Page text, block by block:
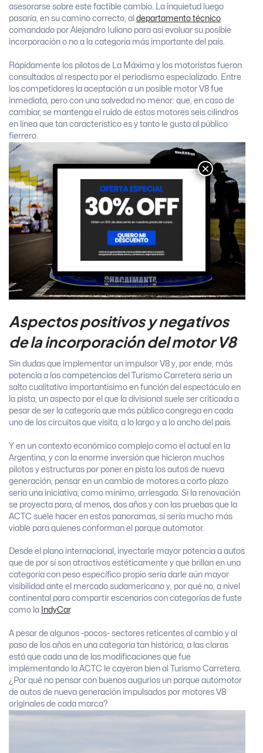
asesorarse sobre este factible cambio. La inquietud luego
pasaría, en su camino correcto, al departamento técnico
comandado por Alejandro Iuliano para así evaluar su posible
incorporación o no a la categoría más importante del país.
Rápidamente los pilotos de La Máxima y los motoristas fueron
consultados al respecto por el periodismo especializado. Entre
los competidores la aceptación a un posible motor V8 fue
inmediata, pero con una salvedad no menor: que, en caso de
cambiar, se mantenga el ruido de estos motores seis cilindros
en línea que tan característico es y tanto le gusta al público
fierrero.
Aspectos positivos y negativos
de la incorporación del motor V8
Sin dudas que implementar un impulsor V8 y, por ende, más
potencia a las competencias del Turismo Carretera sería un
salto cualitativo importantísimo en función del espectáculo en
la pista, un aspecto por el que la divisional suele ser criticada a
pesar de ser la categoría que más público congrega en cada
uno de los circuitos que visita, a lo largo y a lo ancho del país.
Y en un contexto económico complejo como el actual en la
Argentina, y con la enorme inversión que hicieron muchos
pilotos y estructuras por poner en pista los autos de nueva
generación, pensar en un cambio de motores a corto plazo
sería una iniciativa, como mínimo, arriesgada. Si la renovación
se proyecta para, al menos, dos años y con las pruebas que la
ACTC suele hacer en estos panoramas, sí sería mucho más
viable para quienes conforman el parque automotor.
Desde el plano internacional, inyectarle mayor potencia a autos
que de por sí son atractivos estéticamente y que brillan en una
categoría con peso específico propio sería darle aún mayor
visibilidad ante el mercado sudamericano y, por qué no, a nivel
continental para compartir escenarios con categorías de fuste
como la
IndyCar.
A pesar de algunos -pocos- sectores reticentes al cambio y al
paso de los años en una categoría tan histórica, a las claras
está que cada una de las modificaciones que fue
implementando la ACTC le cayeron bien al Turismo Carretera.
¿Por qué no pensar con buenos augurios un parque automotor
de autos de nueva generación impulsados por motores V8
originales de cada marca?
×